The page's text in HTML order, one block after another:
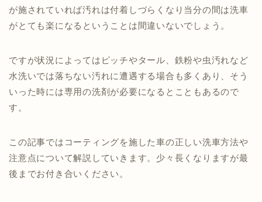
が施されていれば汚れは付着しづらくなり当分の間は洗車
がとても楽になるということは間違いないでしょう。
ですが状況によってはピッチやタール、鉄粉や虫汚れなど
水洗いでは落ちない汚れに遭遇する場合も多くあり、そう
いった時には専用の洗剤が必要になるとこともあるので
す。
この記事ではコーティングを施した車の正しい洗車方法や
注意点について解説していきます。少々長くなりますが最
後までお付き合いください。